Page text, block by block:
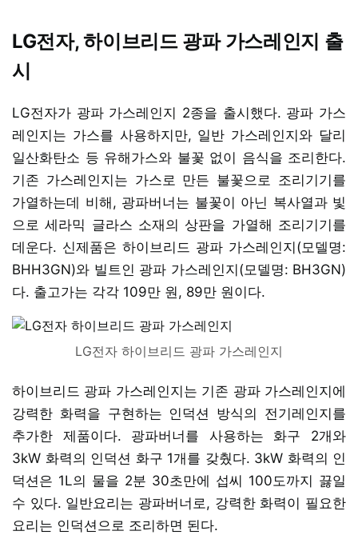
LG전자, 하이브리드 광파 가스레인지 출
시
LG전자가 광파 가스레인지 2종을 출시했다. 광파 가스
레인지는 가스를 사용하지만, 일반 가스레인지와 달리
일산화탄소 등 유해가스와 불꽃 없이 음식을 조리한다.
기존 가스레인지는 가스로 만든 불꽃으로 조리기기를
가열하는데 비해, 광파버너는 불꽃이 아닌 복사열과 빛
으로 세라믹 글라스 소재의 상판을 가열해 조리기기를
데운다. 신제품은 하이브리드 광파 가스레인지(모델명:
BHH3GN)와 빌트인 광파 가스레인지(모델명: BH3GN)
다. 출고가는 각각 109만 원, 89만 원이다.
LG전자 하이브리드 광파 가스레인지
하이브리드 광파 가스레인지는 기존 광파 가스레인지에
강력한 화력을 구현하는 인덕션 방식의 전기레인지를
추가한 제품이다. 광파버너를 사용하는 화구 2개와
3kW 화력의 인덕션 화구 1개를 갖췄다. 3kW 화력의 인
덕션은 1L의 물을 2분 30초만에 섭씨 100도까지 끓일
수 있다. 일반요리는 광파버너로, 강력한 화력이 필요한
요리는 인덕션으로 조리하면 된다.